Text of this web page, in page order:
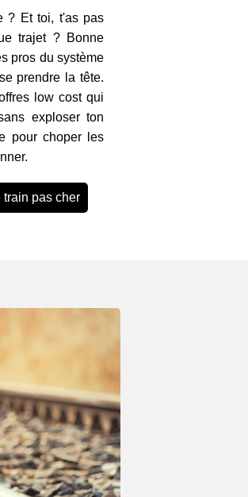
? Et toi, t'as pas
trajet ? Bonne
pros du système
prendre la tête.
low cost qui
exploser ton
pour choper les
train pas cher